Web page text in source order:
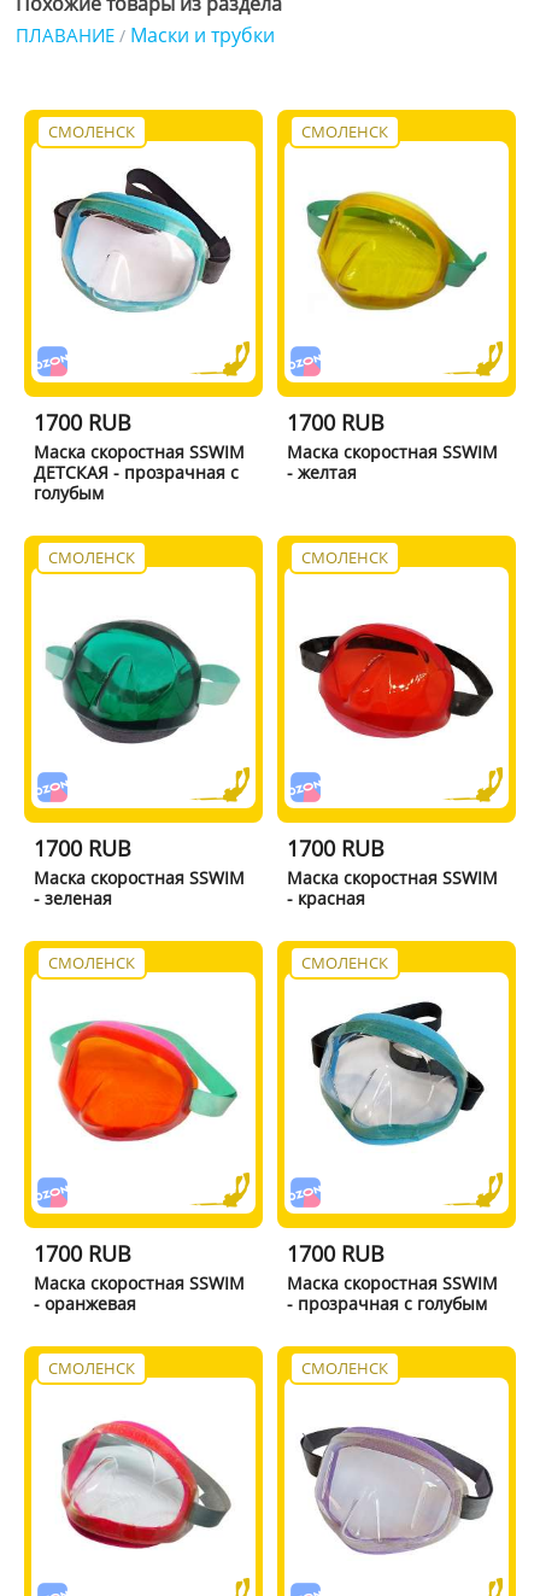
ПЛАВАНИЕ / Маски и трубки
СМОЛЕНСК
1700 RUB
Маска скоростная SSWIM
ДЕТСКАЯ - прозрачная с
голубым
СМОЛЕНСК
1700 RUB
Маска скоростная SSWIM
- желтая
СМОЛЕНСК
1700 RUB
Маска скоростная SSWIM
- зеленая
СМОЛЕНСК
1700 RUB
Маска скоростная SSWIM
- красная
СМОЛЕНСК
1700 RUB
Маска скоростная SSWIM
- оранжевая
СМОЛЕНСК
1700 RUB
Маска скоростная SSWIM
- прозрачная с голубым
СМОЛЕНСК СМОЛЕНСК